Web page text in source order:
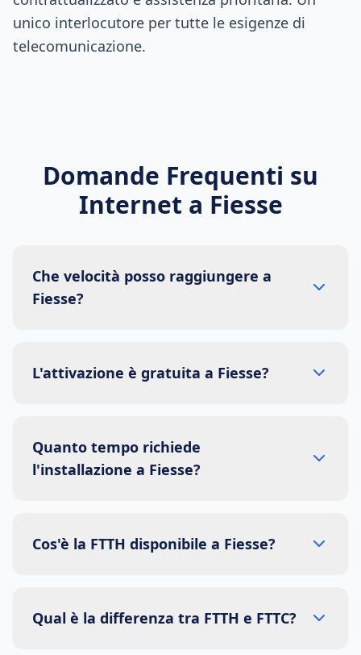
unico interlocutore per tutte le esigenze di
telecomunicazione.
Domande Frequenti su
Internet a Fiesse
Che velocità posso raggiungere a
Fiesse?
L'attivazione è gratuita a Fiesse?
Quanto tempo richiede
l'installazione a Fiesse?
Cos'è la FTTH disponibile a Fiesse?
Qual è la differenza tra FTTH e FTTC?